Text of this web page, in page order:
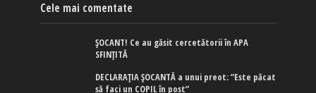
Cele mai comentate
ȘOCANT! Ce au găsit cercetătorii în APA
SFINȚITĂ
DECLARAȚIA ȘOCANTĂ a unui preot: ”Este păcat
să faci un COPIL în post”